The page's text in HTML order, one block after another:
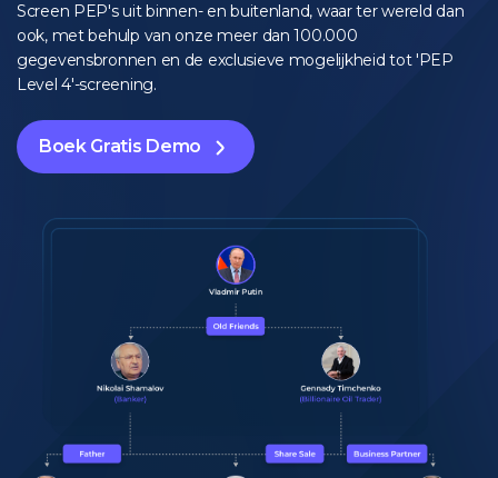
Screen PEP's uit binnen- en buitenland, waar ter wereld dan
ook, met behulp van onze meer dan 100.000
gegevensbronnen en de exclusieve mogelijkheid tot 'PEP
Level 4'-screening.
Boek Gratis Demo